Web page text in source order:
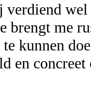
wel
brengt me
kunnen
en